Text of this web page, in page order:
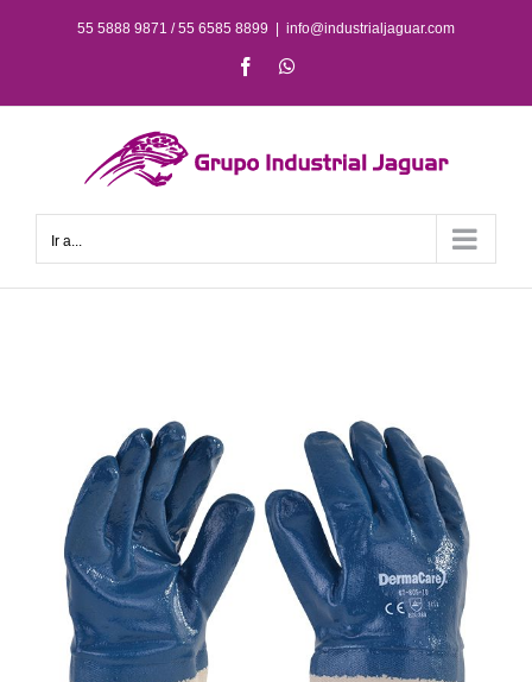
55 5888 9871 / 55 6585 8899 info@industrialjaguar.com
Facebook
Ir a...